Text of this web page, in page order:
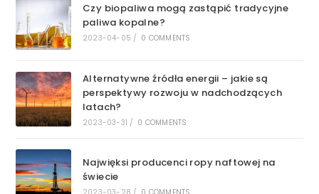
Czy biopaliwa mogą zastąpić tradycyjne
paliwa kopalne?
2023-04-05 / 0 COMMENTS
Alternatywne źródła energii – jakie są
perspektywy rozwoju w nadchodzących
latach?
2023-03-31 / 0 COMMENTS
Najwięksi producenci ropy naftowej na
świecie